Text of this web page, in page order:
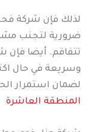
لذلك فإن شركة
ضرورية لتجنب
تتفاقم. أيضا فإن
وسريعة في حال
لضمان استمرار
المنطقة العاشرة